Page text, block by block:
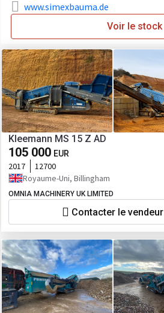
www.simexbauma.de
Voir le stock
Kleemann MS 15 Z AD
105 000 EUR
2017
12700
Royaume-Uni, Billingham
OMNIA MACHINERY UK LIMITED
Contacter le vendeur